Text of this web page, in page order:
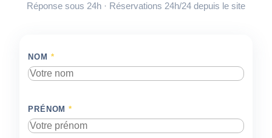
Réponse sous 24h · Réservations 24h/24 depuis le site
NOM *
PRÉNOM *